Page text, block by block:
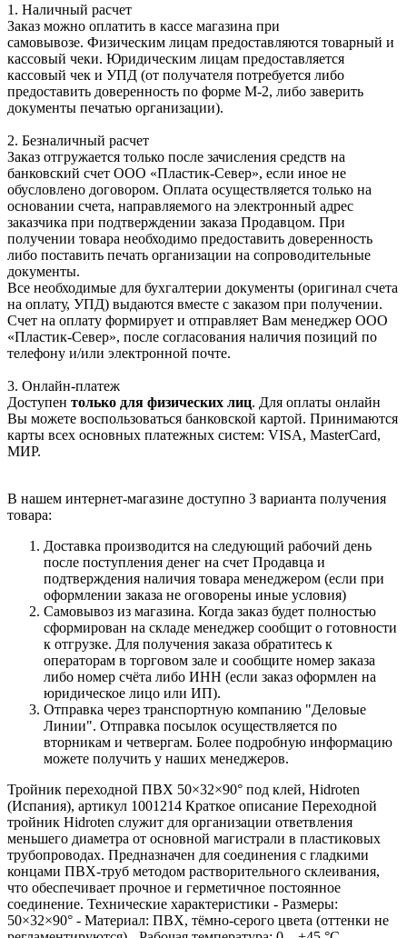
1. Наличный расчет
Заказ можно оплатить в кассе магазина при
самовывозе. Физическим лицам предоставляются товарный и
кассовый чеки. Юридическим лицам предоставляется
кассовый чек и УПД (от получателя потребуется либо
предоставить доверенность по форме М-2, либо заверить
документы печатью организации).
2. Безналичный расчет
Заказ отгружается только после зачисления средств на
банковский счет ООО «Пластик-Север», если иное не
обусловлено договором. Оплата осуществляется только на
основании счета, направляемого на электронный адрес
заказчика при подтверждении заказа Продавцом. При
получении товара необходимо предоставить доверенность
либо поставить печать организации на сопроводительные
документы.
Все необходимые для бухгалтерии документы (оригинал счета
на оплату, УПД) выдаются вместе с заказом при получении.
Счет на оплату формирует и отправляет Вам менеджер ООО
«Пластик-Север», после согласования наличия позиций по
телефону и/или электронной почте.
3. Онлайн-платеж
Доступен только для физических лиц. Для оплаты онлайн
Вы можете воспользоваться банковской картой. Принимаются
карты всех основных платежных систем: VISA, MasterCard,
МИР.
В нашем интернет-магазине доступно 3 варианта получения
товара:
Доставка производится на следующий рабочий день
после поступления денег на счет Продавца и
подтверждения наличия товара менеджером (если при
оформлении заказа не оговорены иные условия)
Самовывоз из магазина. Когда заказ будет полностью
сформирован на складе менеджер сообщит о готовности
к отгрузке. Для получения заказа обратитесь к
операторам в торговом зале и сообщите номер заказа
либо номер счёта либо ИНН (если заказ оформлен на
юридическое лицо или ИП).
Отправка через транспортную компанию "Деловые
Линии". Отправка посылок осуществляется по
вторникам и четвергам. Более подробную информацию
можете получить у наших менеджеров.
Тройник переходной ПВХ 50×32×90° под клей, Hidroten
(Испания), артикул 1001214 Краткое описание Переходной
тройник Hidroten служит для организации ответвления
меньшего диаметра от основной магистрали в пластиковых
трубопроводах. Предназначен для соединения с гладкими
концами ПВХ-труб методом растворительного склеивания,
что обеспечивает прочное и герметичное постоянное
соединение. Технические характеристики - Размеры:
50×32×90° - Материал: ПВХ, тёмно‑серого цвета (оттенки не